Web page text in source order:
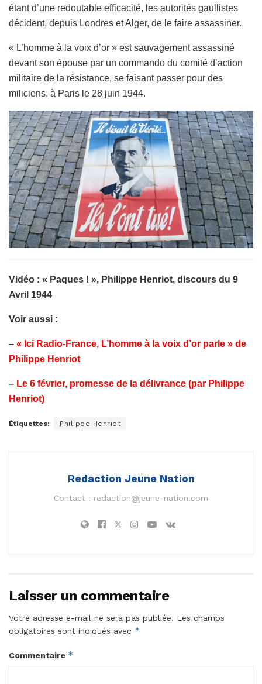
étant d’une redoutable efficacité, les autorités gaullistes
décident, depuis Londres et Alger, de le faire assassiner.
« L’homme à la voix d’or » est sauvagement assassiné
devant son épouse par un commando du comité d’action
militaire de la résistance, se faisant passer pour des
miliciens, à Paris le 28 juin 1944.
Vidéo : « Paques ! », Philippe Henriot, discours du 9
Avril 1944
Voir aussi :
– « Ici Radio-France, L’homme à la voix d’or parle » de
Philippe Henriot
– Le 6 février, promesse de la délivrance (par Philippe
Henriot)
Étiquettes: Philippe Henriot
Redaction Jeune Nation
Contact : redaction@jeune-nation.com
Laisser un commentaire
Votre adresse e-mail ne sera pas publiée. Les champs
obligatoires sont indiqués avec *
Commentaire *